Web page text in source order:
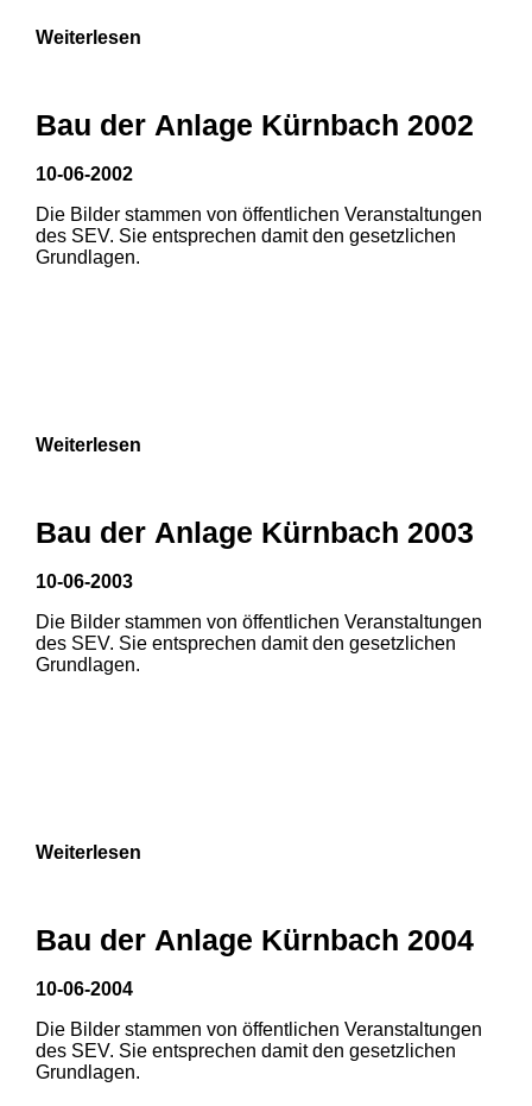
3
Weiterlesen
Bau der Anlage Kürnbach 2002
10-06-2002
Die Bilder stammen von öffentlichen Veranstaltungen
des SEV. Sie entsprechen damit den gesetzlichen
Grundlagen.
Weiterlesen
Bau der Anlage Kürnbach 2003
10-06-2003
Die Bilder stammen von öffentlichen Veranstaltungen
des SEV. Sie entsprechen damit den gesetzlichen
Grundlagen.
Weiterlesen
Bau der Anlage Kürnbach 2004
10-06-2004
Die Bilder stammen von öffentlichen Veranstaltungen
des SEV. Sie entsprechen damit den gesetzlichen
Grundlagen.